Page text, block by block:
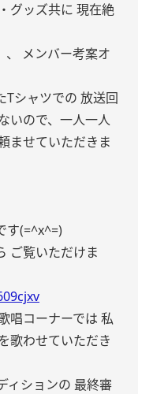
グッズ共に 現在絶
メンバー考案オ
Tシャツでの 放送回
いので、一人一人
ませていただきま
す(=^x^=)
ご覧いただけま
唱コーナーでは 私
歌わせていただき
ィションの 最終審